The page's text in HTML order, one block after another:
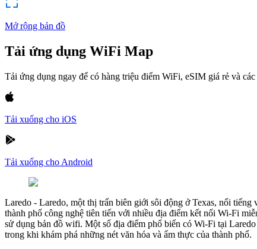
Mở rộng bản đồ
Tải ứng dụng WiFi Map
Tải ứng dụng ngay để có hàng triệu điểm WiFi, eSIM giá rẻ và
Tải xuống cho iOS
Tải xuống cho Android
Laredo - Laredo, một thị trấn biên giới sôi động ở Texas, nổi
thành phố công nghệ tiên tiến với nhiều địa điểm kết nối Wi-Fi
sử dụng bản đồ wifi. Một số địa điểm phổ biến có Wi-Fi tại
trong khi khám phá những nét văn hóa và ẩm thực của thành phố.